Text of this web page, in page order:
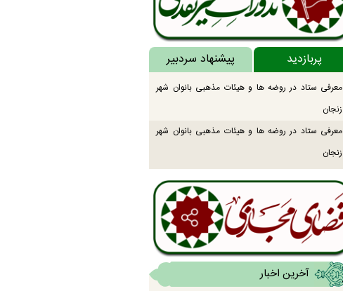
پربازدید پیشنهاد سردبیر
معرفی ستاد در روضه ها و هیئات مذهبی بانوان شهر
زنجان
معرفی ستاد در روضه ها و هیئات مذهبی بانوان شهر
زنجان
آخرین اخبار